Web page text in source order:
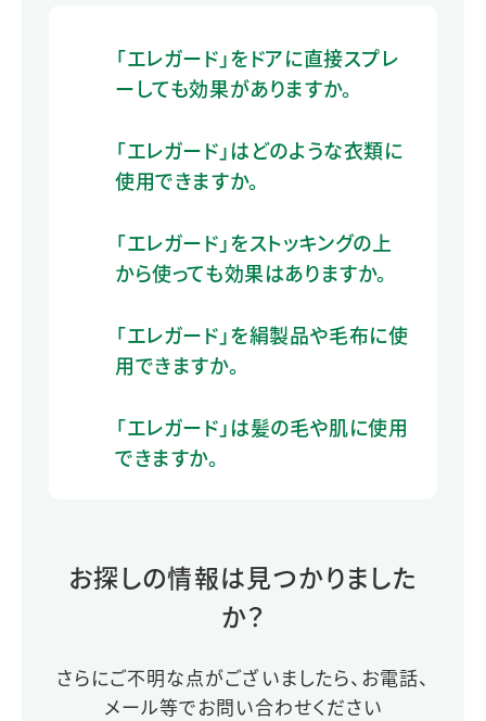
「エレガード」をドアに直接スプレ
ーしても効果がありますか。
「エレガード」はどのような衣類に
使用できますか。
「エレガード」をストッキングの上
から使っても効果はありますか。
「エレガード」を絹製品や毛布に使
用できますか。
「エレガード」は髪の毛や肌に使用
できますか。
お探しの情報は見つかりました
か？
さらにご不明な点がございましたら、お電話、
メール等でお問い合わせください